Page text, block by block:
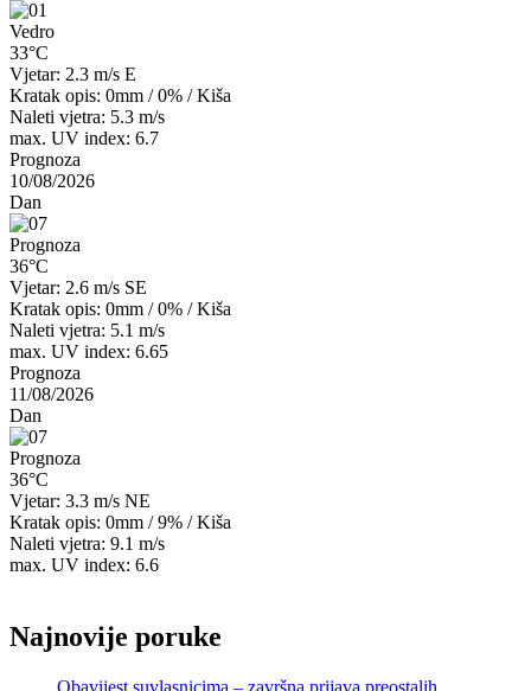
Vedro
33°C
Vjetar: 2.3 m/s E
Kratak opis: 0mm /0% /Kiša
Naleti vjetra: 5.3 m/s
max. UV index: 6.7
Prognoza
10/08/2026
Dan
Prognoza
36°C
Vjetar: 2.6 m/s SE
Kratak opis: 0mm /0% /Kiša
Naleti vjetra: 5.1 m/s
max. UV index: 6.65
Prognoza
11/08/2026
Dan
Prognoza
36°C
Vjetar: 3.3 m/s NE
Kratak opis: 0mm /9% /Kiša
Naleti vjetra: 9.1 m/s
max. UV index: 6.6
Najnovije poruke
Obavijest suvlasnicima – završna prijava preostalih